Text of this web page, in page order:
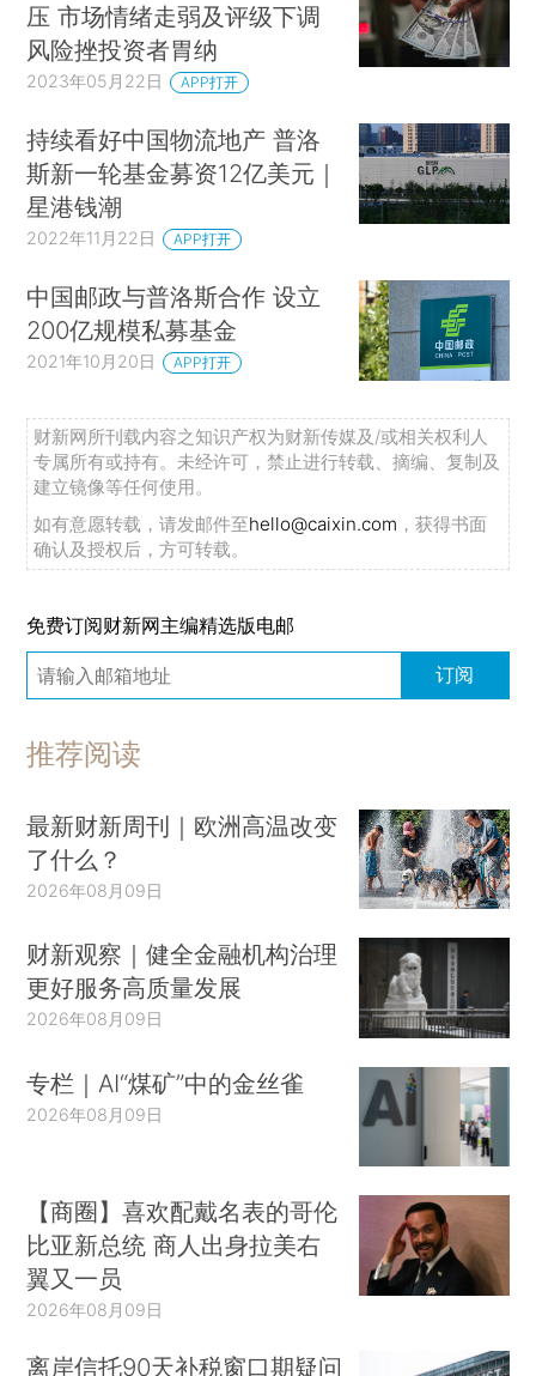
压 市场情绪走弱及评级下调
风险挫投资者胃纳
2023年05月22日 APP打开
持续看好中国物流地产 普洛
斯新一轮基金募资12亿美元｜
星港钱潮
2022年11月22日 APP打开
中国邮政与普洛斯合作 设立
200亿规模私募基金
2021年10月20日 APP打开
财新网所刊载内容之知识产权为财新传媒及/或相关权利人
专属所有或持有。未经许可，禁止进行转载、摘编、复制及
建立镜像等任何使用。
如有意愿转载，请发邮件至hello@caixin.com ，获得书面
确认及授权后，方可转载。
免费订阅财新网主编精选版电邮
订阅
推荐阅读
最新财新周刊｜欧洲高温改变
了什么？
2026年08月09日
财新观察｜健全金融机构治理
更好服务高质量发展
2026年08月09日
专栏｜AI“煤矿”中的金丝雀
2026年08月09日
【商圈】喜欢配戴名表的哥伦
比亚新总统 商人出身拉美右
翼又一员
2026年08月09日
离岸信托90天补税窗口期疑问